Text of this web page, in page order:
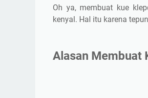
Oh ya, membuat kue
kenyal. Hal itu karena
Alasan Membuat